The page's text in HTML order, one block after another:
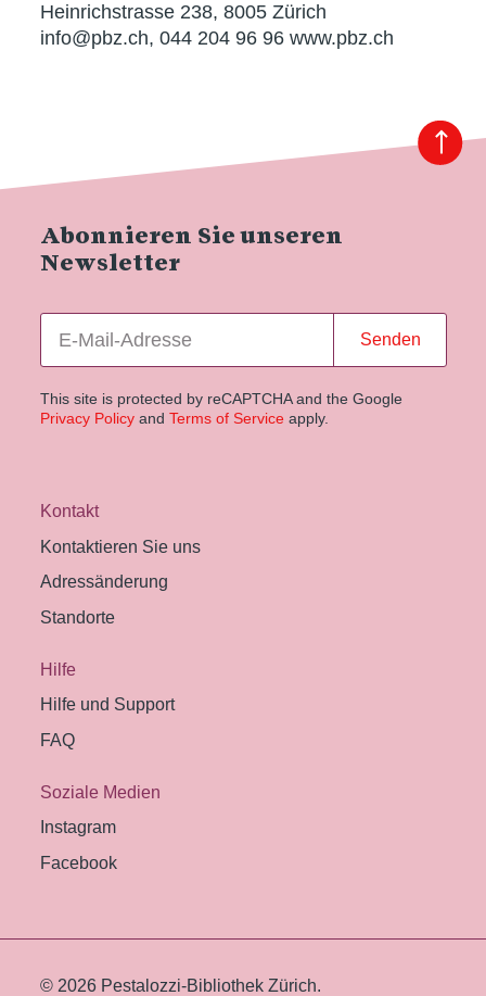
Heinrichstrasse 238, 8005 Zürich
info@pbz.ch, 044 204 96 96 www.pbz.ch
Abonnieren Sie unseren
Newsletter
Senden
This site is protected by reCAPTCHA and the Google
Privacy Policyand Terms of Service apply.
Kontakt
Kontaktieren Sie uns
Adressänderung
Standorte
Hilfe
Hilfe und Support
FAQ
Soziale Medien
Instagram
Facebook
© 2026 Pestalozzi-Bibliothek Zürich.